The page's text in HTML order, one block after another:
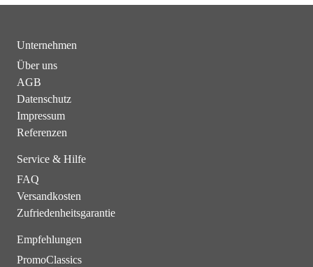
Unternehmen
Über uns
AGB
Datenschutz
Impressum
Referenzen
Service & Hilfe
FAQ
Versandkosten
Zufriedenheitsgarantie
Empfehlungen
PromoClassics